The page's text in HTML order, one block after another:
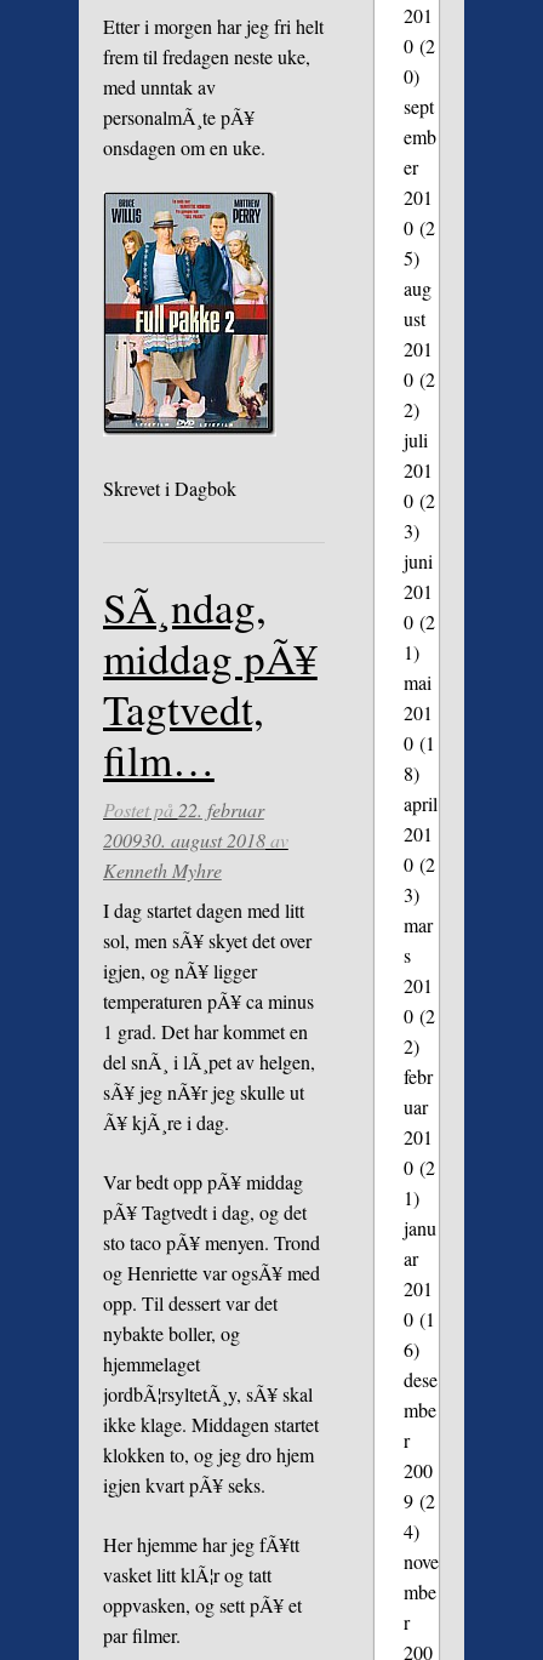
Etter i morgen har jeg fri helt
frem til fredagen neste uke,
med unntak av
personalmÃ¸te pÃ¥
onsdagen om en uke.
Skrevet i Dagbok
SÃ¸ndag,
middag pÃ¥
Tagtvedt,
film…
Postet på 22. februar
200930. august 2018av
Kenneth Myhre
I dag startet dagen med litt
sol, men sÃ¥ skyet det over
igjen, og nÃ¥ ligger
temperaturen pÃ¥ ca minus
1 grad. Det har kommet en
del snÃ¸ i lÃ¸pet av helgen,
sÃ¥ jeg nÃ¥r jeg skulle ut
Ã¥ kjÃ¸re i dag.
Var bedt opp pÃ¥ middag
pÃ¥ Tagtvedt i dag, og det
sto taco pÃ¥ menyen. Trond
og Henriette var ogsÃ¥ med
opp. Til dessert var det
nybakte boller, og
hjemmelaget
jordbÃ¦rsyltetÃ¸y, sÃ¥ skal
ikke klage. Middagen startet
klokken to, og jeg dro hjem
igjen kvart pÃ¥ seks.
Her hjemme har jeg fÃ¥tt
vasket litt klÃ¦r og tatt
oppvasken, og sett pÃ¥ et
par filmer.
201
0(2
0)
sept
emb
er
201
0(2
5)
aug
ust
201
0(2
2)
juli
201
0(2
3)
juni
201
0(2
1)
mai
201
0(1
8)
april
201
0(2
3)
mar
s
201
0(2
2)
febr
uar
201
0(2
1)
janu
ar
201
0(1
6)
dese
mbe
r
200
9(2
4)
nove
mbe
r
200